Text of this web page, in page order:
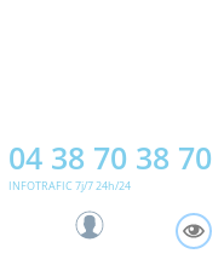
04 38 70 38 70
INFOTRAFIC 7j/7 24h/24